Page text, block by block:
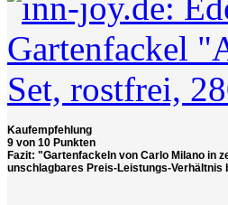
Kaufempfehlung
9 von 10 Punkten
Fazit: "Gartenfackeln von Carlo Milano in
unschlagbares Preis-Leistungs-Verhältnis